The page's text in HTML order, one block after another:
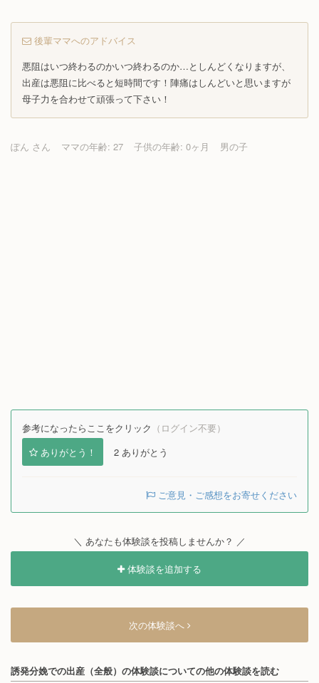
後輩ママへのアドバイス
悪阻はいつ終わるのかいつ終わるのか…としんどくなりますが、
出産は悪阻に比べると短時間です！陣痛はしんどいと思いますが
母子力を合わせて頑張って下さい！
ぽん さん ママの年齢: 27 子供の年齢: 0ヶ月 男の子
参考になったらここをクリック （ログイン不要）
ありがとう！
2 ありがとう
ご意見・ご感想をお寄せください
＼ あなたも体験談を投稿しませんか？ ／
体験談を追加する
次の体験談へ
誘発分娩での出産（全般）の体験談についての他の体験談を読む